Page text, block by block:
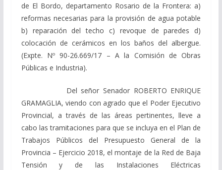
de El Bordo, departamento Rosario de la Frontera: a)
reformas necesarias para la provisión de agua potable
b) reparación del techo c) revoque de paredes d)
colocación de cerámicos en los baños del albergue.
(Expte. Nº 90-26.669/17 – A la Comisión de Obras
Públicas e Industria).
Del señor Senador ROBERTO ENRIQUE
GRAMAGLIA, viendo con agrado que el Poder Ejecutivo
Provincial, a través de las áreas pertinentes, lleve a
cabo las tramitaciones para que se incluya en el Plan de
Trabajos Públicos del Presupuesto General de la
Provincia – Ejercicio 2018, el montaje de la Red de Baja
Tensión y de las Instalaciones Eléctricas